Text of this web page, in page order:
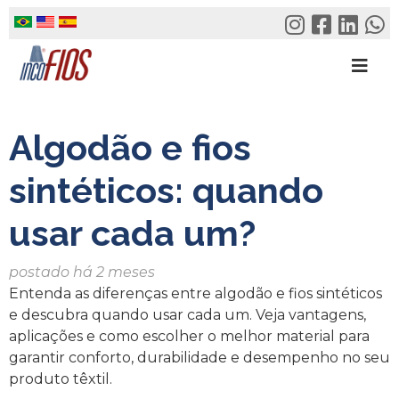
content
Algodão e fios
sintéticos: quando
usar cada um?
postado há 2 meses
Entenda as diferenças entre algodão e fios sintéticos
e descubra quando usar cada um. Veja vantagens,
aplicações e como escolher o melhor material para
garantir conforto, durabilidade e desempenho no seu
produto têxtil.